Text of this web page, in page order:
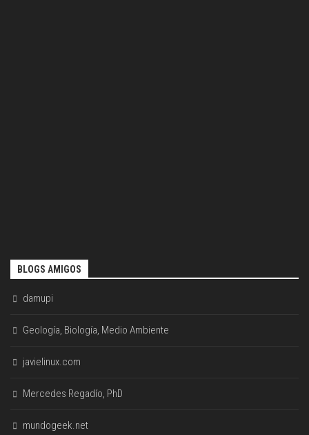
BLOGS AMIGOS
damupi
Geología, Biología, Medio Ambiente
javielinux.com
Mercedes Regadío, PhD
mundogeek.net